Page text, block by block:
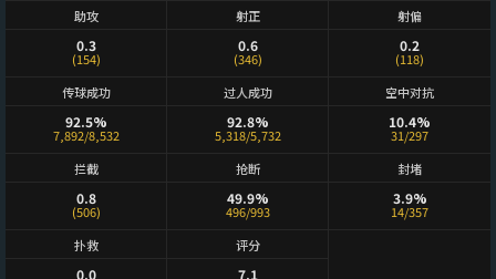
助攻
0.3
(154)
射正
0.6
(346)
射偏
0.2
(118)
传球成功
92.5%
7,892/8,532
过人成功
92.8%
5,318/5,732
空中对抗
10.4%
31/297
拦截
0.8
(506)
抢断
49.9%
496/993
封堵
3.9%
14/357
扑救
0.0
评分
7.1